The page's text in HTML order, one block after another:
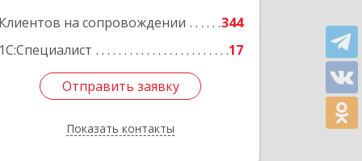
Клиентов на сопровождении
344
1С:Специалист
17
Отправить заявку
Показать контакты
Отправить заявку
Назад